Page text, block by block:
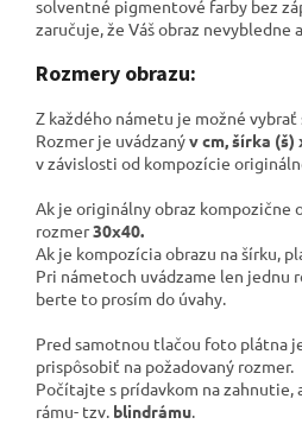
solventné pigmentové farby bez
zaručuje, že Váš obraz nevybledne
Rozmery obrazu:
Z každého námetu je možné
Rozmer je uvádzanýv cm, šírka (š)
v závislosti od kompozície
Ak je originálny obraz kompozične
rozmer30x40.
Ak je kompozícia obrazu na šírku,
Pri námetoch uvádzame len jednu
berte to prosím do úvahy.
Pred samotnou tlačou foto plátna
prispôsobiť na požadovaný rozmer.
Počítajte s prídavkom na zahnutie,
rámu- tzv. blindrámu.